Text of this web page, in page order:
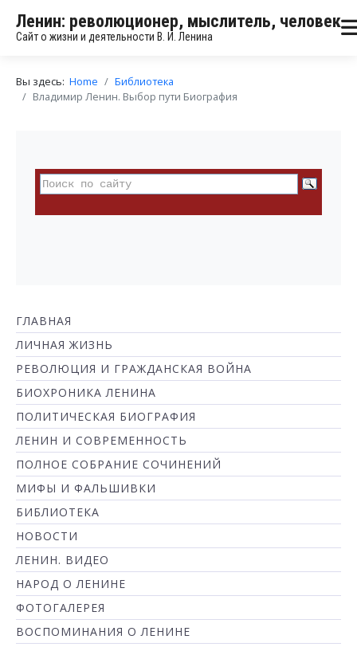
Ленин: революционер, мыслитель, человек
Сайт о жизни и деятельности В. И. Ленина
Вы здесь: Home
Библиотека
Владимир Ленин. Выбор пути Биография
ГЛАВНАЯ
ЛИЧНАЯ ЖИЗНЬ
РЕВОЛЮЦИЯ И ГРАЖДАНСКАЯ ВОЙНА
БИОХРОНИКА ЛЕНИНА
ПОЛИТИЧЕСКАЯ БИОГРАФИЯ
ЛЕНИН И СОВРЕМЕННОСТЬ
ПОЛНОЕ СОБРАНИЕ СОЧИНЕНИЙ
МИФЫ И ФАЛЬШИВКИ
БИБЛИОТЕКА
НОВОСТИ
ЛЕНИН. ВИДЕО
НАРОД О ЛЕНИНЕ
ФОТОГАЛЕРЕЯ
ВОСПОМИНАНИЯ О ЛЕНИНЕ